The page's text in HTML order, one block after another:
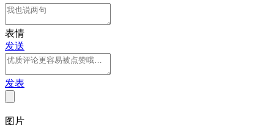
表情
发送
发表
图片